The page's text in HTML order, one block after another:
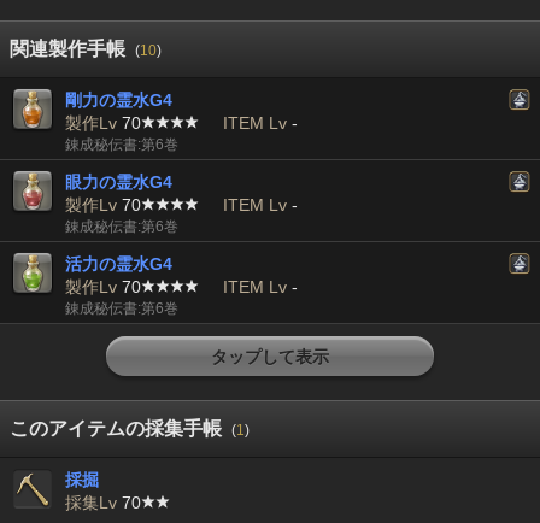
関連製作手帳 (10)
剛力の霊水G4
製作Lv 70 ITEM Lv -
錬成秘伝書:第6巻
眼力の霊水G4
製作Lv 70 ITEM Lv -
錬成秘伝書:第6巻
活力の霊水G4
製作Lv 70 ITEM Lv -
錬成秘伝書:第6巻
タップして表示
このアイテムの採集手帳 (1)
採掘
採集Lv 70